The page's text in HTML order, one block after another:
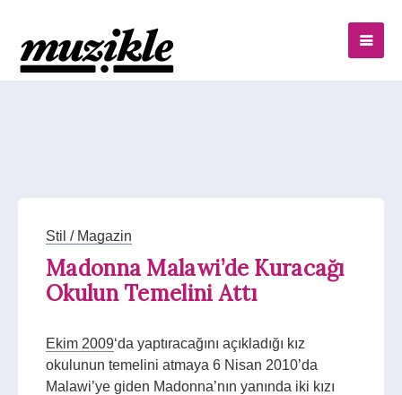
Stil / Magazin
Madonna Malawi’de Kuracağı
Okulun Temelini Attı
Ekim 2009‘da yaptıracağını açıkladığı kız
okulunun temelini atmaya 6 Nisan 2010’da
Malawi’ye giden Madonna’nın yanında iki kızı